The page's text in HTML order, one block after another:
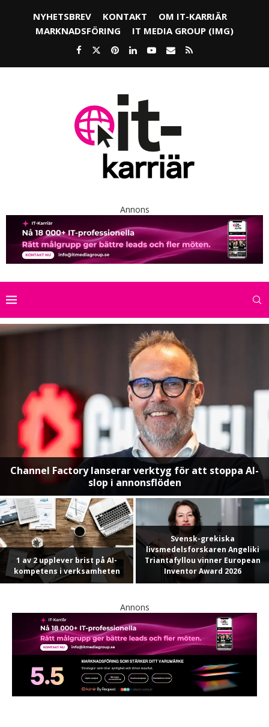
NYHETSBREV KONTAKT
OM IT-KARRIÄR
MARKNADSFÖRING
IT MEDIA GROUP (IMG)
Annons
Channel Factory lanserar verktyg för att stoppa AI-
slop i annonsflöden
1 av 2 upplever brist på AI-
kompetens i verksamheten
Svensk-grekiska
livsmedelsforskaren Angeliki
Triantafyllou vinner European
Inventor Award 2026
Annons